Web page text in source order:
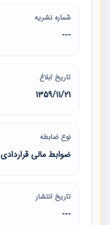
شماره نشریه
---
تاریخ ابلاغ
1359/11/21
نوع ضابطه
ضوابط مالی قراردادی
تاریخ انتشار
---